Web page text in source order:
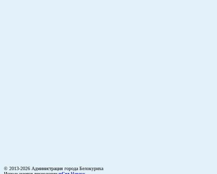
© 2013-2026 Администрация города Белокуриха